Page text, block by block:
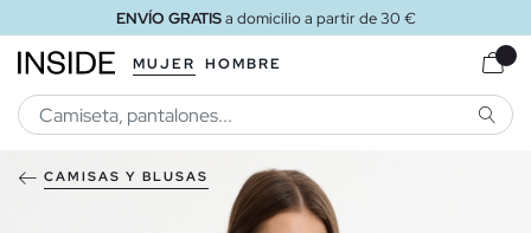
ENVÍO GRATISa domicilio a partir de 30 €
MUJER HOMBRE
CAMISAS Y BLUSAS